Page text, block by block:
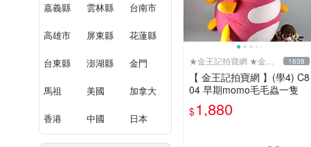
嘉義縣 雲林縣 台南市
高雄市 屏東縣 花蓮縣
台東縣 澎湖縣 金門
馬祖 美國 加拿大
香港 中國 日本
★金王記拍寶網 ★金王
記拍寶趣
1638
【 金王記拍寶網 】(學4) C8
04 早期momo毛毛蟲一隻
$1,880